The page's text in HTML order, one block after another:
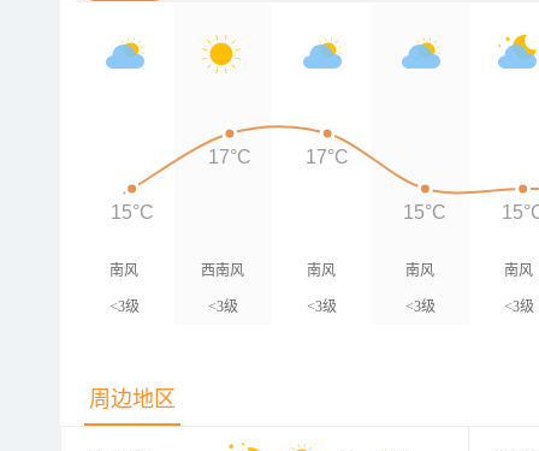
南风
<3级
西南风
<3级
南风
<3级
南风
<3级
南风
<3级
15°C
17°C 17°C
15°C
周边地区